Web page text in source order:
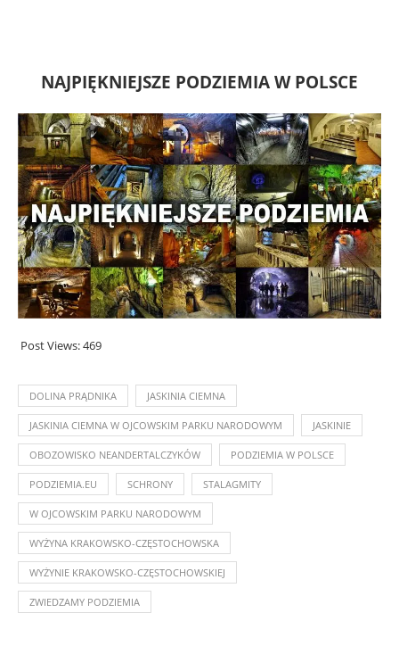
NAJPIĘKNIEJSZE PODZIEMIA W POLSCE
Post Views:469
DOLINA PRĄDNIKA JASKINIA CIEMNA
JASKINIA CIEMNA W OJCOWSKIM PARKU NARODOWYM JASKINIE
OBOZOWISKO NEANDERTALCZYKÓW PODZIEMIA W POLSCE
PODZIEMIA.EU SCHRONY STALAGMITY
W OJCOWSKIM PARKU NARODOWYM
WYŻYNA KRAKOWSKO-CZĘSTOCHOWSKA
WYŻYNIE KRAKOWSKO-CZĘSTOCHOWSKIEJ
ZWIEDZAMY PODZIEMIA